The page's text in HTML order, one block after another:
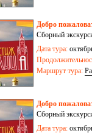
Добро
Сборный
Дата тура:
Маршрут тура:
Добро
Сборный
Дата тура: